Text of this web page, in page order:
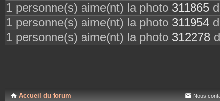
1 personne(s) aime(nt) la photo 311865
1 personne(s) aime(nt) la photo 311954
1 personne(s) aime(nt) la photo 312278
Accueil du forum Nous